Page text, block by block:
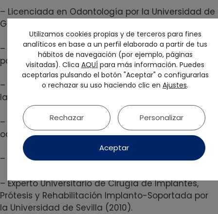
– Licenciada en Odontología por la Universidad de
Granada (2002).
– Diploma de Estudios Avanzados en Odontología
por la Universidad de Granada (2004)
– Máster Universitario de Ortodoncia Avanzada por
la Universidad Europea de Madrid (2009-2012)
– Máster en Trastornos del Sueño para médicos y
odontólogos Universidad País
– Vasco/ Uirmi (2019-2021).
– Experto Universitario de Cirugía de Implantes,
Prótesis y Rehabilitación Implanto-Soportada por
la Universidad de Sevilla (2010).
Utilizamos cookies propias y de terceros para fines
analíticos en base a un perfil elaborado a partir de tus
hábitos de navegación (por ejemplo, páginas
visitadas). Clica AQUÍ para más información. Puedes
aceptarlas pulsando el botón "Aceptar" o configurarlas
o rechazar su uso haciendo clic en Ajustes.
Aceptar
Rechazar Personalizar